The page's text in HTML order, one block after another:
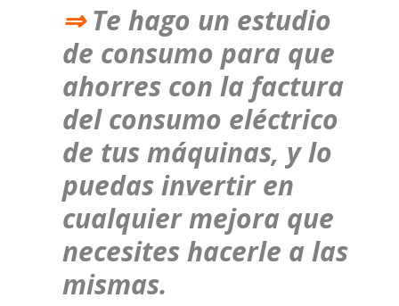
⇒Te hago un estudio
de consumo para que
ahorres con la factura
del consumo eléctrico
de tus máquinas, y lo
puedas invertir en
cualquier mejora que
necesites hacerle a las
mismas.